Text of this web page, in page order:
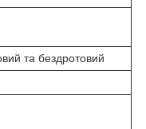
та бездротовий